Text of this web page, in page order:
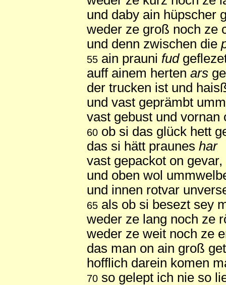
und daby ain hüpscher
weder ze groß noch ze
und denn zwischen die
55 ain prauni fud
auff ainem herten ars
der trucken ist und
und vast geprämbt
vast gebust und vornan
60 ob si das glück hett
das si hätt praunes har
vast gepackot on gevar,
und oben wol
und innen rotvar
65 als ob si besezt sey
weder ze lang noch ze
weder ze weit noch ze
das man on ain groß
hofflich darein komen
70 so gelept ich nie so